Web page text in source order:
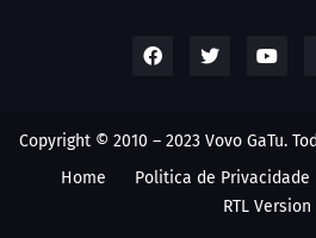
Copyright © 2010 – 2023 Vovo GaTu.
Home
Poli­tica de Privacidade
RTL Version